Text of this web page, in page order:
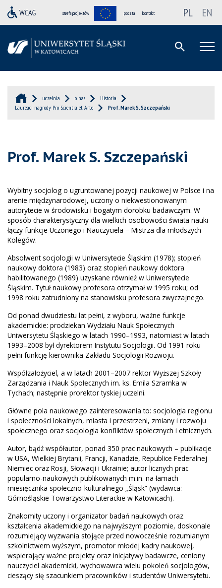
strefa projektów poczta kontakt PL EN
uczelnia o nas
Historia
Laureaci nagrody Pro Scientia et Arte
Prof. Marek S. Szczepański
Prof. Marek S. Szczepański
Wybitny socjolog o ugruntowanej pozycji naukowej w Polsce i na
arenie międzynarodowej, uczony o niekwestionowanym
autorytecie w środowisku i bogatym dorobku badawczym. W
sposób charakterystyczny dla wielkich osobowości świata nauki
łączy funkcje Uczonego i Nauczyciela – Mistrza dla młodszych
Kolegów.
Absolwent socjologii w Uniwersytecie Śląskim (1978); stopień
naukowy doktora (1983) oraz stopień naukowy doktora
habilitowanego (1989) uzyskane również w Uniwersytecie
Śląskim. Tytuł naukowy profesora otrzymał w 1995 roku; od
1998 roku zatrudniony na stanowisku profesora zwyczajnego.
Od ponad dwudziestu lat pełni, z wyboru, ważne funkcje
akademickie: prodziekan Wydziału Nauk Społecznych
Uniwersytetu Śląskiego w latach 1990–1993, natomiast w latach
1993–2008 był dyrektorem Instytutu Socjologii. Od 1991 roku
pełni funkcję kierownika Zakładu Socjologii Rozwoju.
Współzałożyciel, a w latach 2001–2007 rektor Wyższej Szkoły
Zarządzania i Nauk Społecznych im. ks. Emila Szramka w
Tychach; następnie prorektor tyskiej uczelni.
Główne pola naukowego zainteresowania to: socjologia regionu
i społeczności lokalnych, miasta i przestrzeni, zmiany i rozwoju
społecznego oraz socjologia konfliktów społecznych i etnicznych.
Autor, bądź współautor, ponad 350 prac naukowych – publikacje
w USA, Wielkiej Brytanii, Francji, Kanadzie, Republice Federalnej
Niemiec oraz Rosji, Słowacji i Ukrainie; autor licznych prac
popularno-naukowych publikowanych m.in. na łamach
miesięcznika społeczno-kulturalnego „Śląsk” (wydawca:
Górnośląskie Towarzystwo Literackie w Katowicach).
Znakomity uczony i organizator badań naukowych oraz
kształcenia akademickiego na najwyższym poziomie, doskonale
rozumiejący wyzwania stojące przed nowocześnie rozumianym
szkolnictwem wyższym, promotor młodej kadry naukowej,
wspierający ważne projekty oraz inicjatywy badawcze, ceniony
nauczyciel akademicki, wychowawca wielu pokoleń socjologów,
cieszący się szacunkiem pracowników i studentów Uniwersytetu.